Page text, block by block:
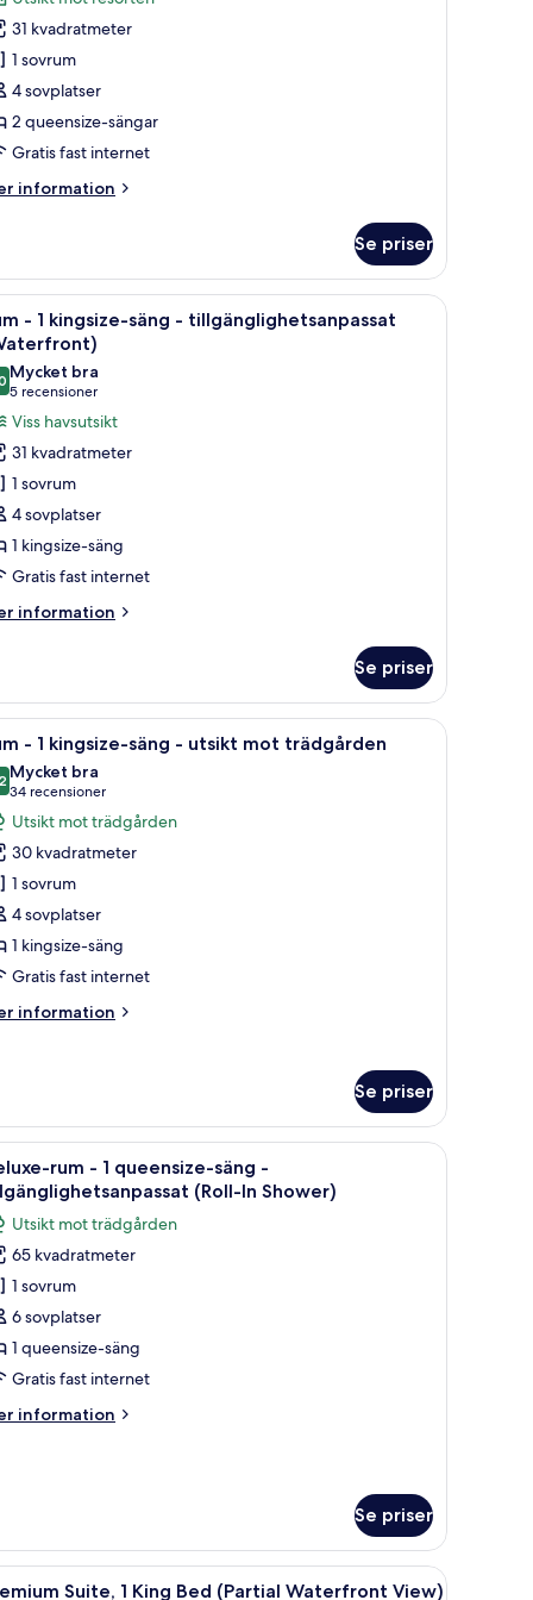
31 kvadratmeter
1 sovrum
4 sovplatser
2 queensize-sängar
Gratis fast internet
information
Se priser
ett skrivbord med en bärbar dator, en platt-TV och en balkong med en
Ett hotellrum med en säng, ett sängbord
9
- 1 kingsize-säng - tillgänglighetsanpassat
av 10
Mycket bra
5 recensioner
(5 recensioner)
Viss havsutsikt
31 kvadratmeter
1 sovrum
4 sovplatser
1 kingsize-säng
Gratis fast internet
information
Se priser
med en lampa, en spegel och en dekorativ kudde.Ett modernt vardagsrum med en soffa, ett
5 - 1 kingsize-säng - utsikt mot trädgården
av 10
Mycket bra
34 recensioner
(34 recensioner)
Utsikt mot trädgården
30 kvadratmeter
1 sovrum
4 sovplatser
1 kingsize-säng
Gratis fast internet
information
Se priser
ett skrivbord och en balkong med utsikt över träd.Ett modernt vardagsrum med en soffa, ett
8
rum - 1 queensize-säng -
(Roll-In Shower)
Utsikt mot trädgården
65 kvadratmeter
1 sovrum
6 sovplatser
1 queensize-säng
Gratis fast internet
information
Se priser
en stol och utsikt över havet.Ett modernt vardagsrum med en grå soffa,
9 Suite, 1 King Bed (Partial Waterfront View)